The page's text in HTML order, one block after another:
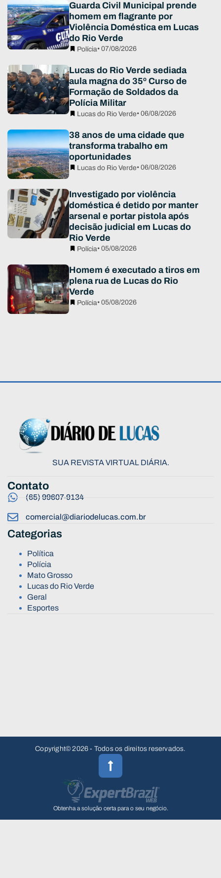
Guarda Civil Municipal prende
homem em flagrante por
Violência Doméstica em Lucas
do Rio Verde
Polícia• 07/08/2026
Lucas do Rio Verde sediada
aula magna do 35º Curso de
Formação de Soldados da
Polícia Militar
Lucas do Rio Verde• 06/08/2026
38 anos de uma cidade que
transforma trabalho em
oportunidades
Lucas do Rio Verde• 06/08/2026
Investigado por violência
doméstica é detido por manter
arsenal e portar pistola após
decisão judicial em Lucas do
Rio Verde
Polícia• 05/08/2026
Homem é executado a tiros em
plena rua de Lucas do Rio
Verde
Polícia• 05/08/2026
SUA REVISTA VIRTUAL DIÁRIA.
Contato
(65) 99607-9134
comercial@diariodelucas.com.br
Categorias
Política
Polícia
Mato Grosso
Lucas do Rio Verde
Geral
Esportes
Copyright© 2026 - Todos os direitos reservados.
Obtenha a solução certa para o seu negócio.